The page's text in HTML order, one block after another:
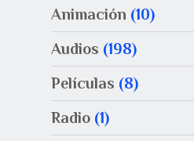
Animación (10)
Audios (198)
Películas (8)
Radio (1)